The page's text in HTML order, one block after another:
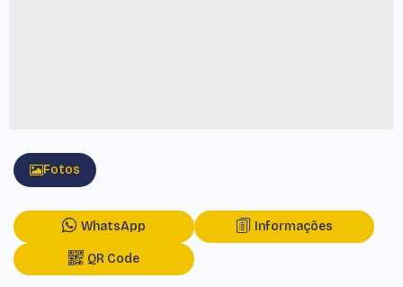
Fotos
WhatsApp Informações
QR Code